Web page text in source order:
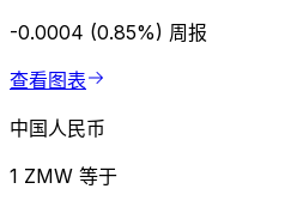
-0.0004 (0.85%) 周报
查看图表
中国人民币
1 ZMW 等于